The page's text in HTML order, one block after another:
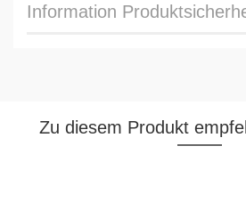
Information
Zu diesem Produkt